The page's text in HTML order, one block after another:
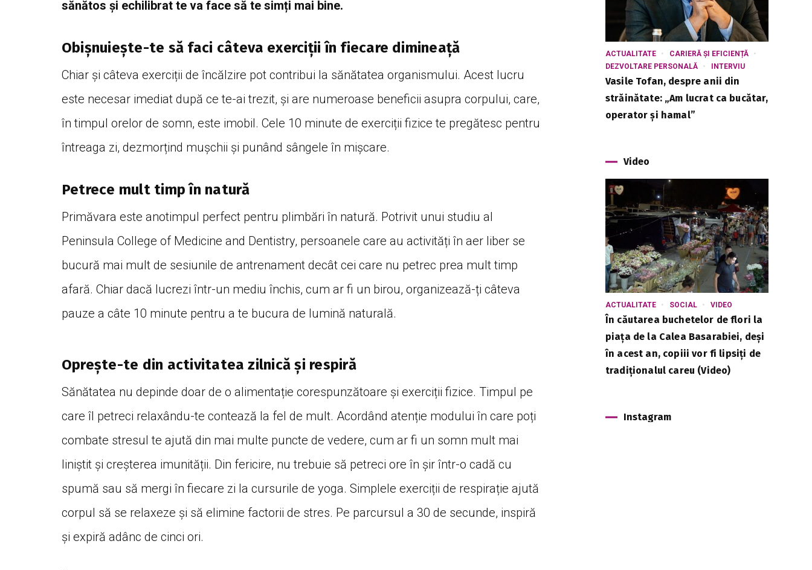
sănătos și echilibrat te va face să te simți mai bine.
Obișnuiește-te să faci câteva exerciții în fiecare dimineață
Chiar și câteva exerciții de încălzire pot contribui la sănătatea organismului. Acest lucru
este necesar imediat după ce te-ai trezit, și are numeroase beneficii asupra corpului, care,
în timpul orelor de somn, este imobil. Cele 10 minute de exerciții fizice te pregătesc pentru
întreaga zi, dezmorțind mușchii și punând sângele în mișcare.
Petrece mult timp în natură
Primăvara este anotimpul perfect pentru plimbări în natură. Potrivit unui studiu al
Peninsula College of Medicine and Dentistry, persoanele care au activități în aer liber se
bucură mai mult de sesiunile de antrenament decât cei care nu petrec prea mult timp
afară. Chiar dacă lucrezi într-un mediu închis, cum ar fi un birou, organizează-ți câteva
pauze a câte 10 minute pentru a te bucura de lumină naturală.
Oprește-te din activitatea zilnică și respiră
Sănătatea nu depinde doar de o alimentație corespunzătoare și exerciții fizice. Timpul pe
care îl petreci relaxându-te contează la fel de mult. Acordând atenție modului în care poți
combate stresul te ajută din mai multe puncte de vedere, cum ar fi un somn mult mai
liniștit și creșterea imunității. Din fericire, nu trebuie să petreci ore în șir într-o cadă cu
spumă sau să mergi în fiecare zi la cursurile de yoga. Simplele exerciții de respirație ajută
corpul să se relaxeze și să elimine factorii de stres. Pe parcursul a 30 de secunde, inspiră
și expiră adânc de cinci ori.
ACTUALITATE
CARIERĂ ȘI EFICIENȚĂ
DEZVOLTARE PERSONALĂ
INTERVIU
Vasile Tofan, despre anii din
străinătate: „Am lucrat ca bucătar,
operator și hamal”
Video
ACTUALITATE SOCIAL VIDEO
În căutarea buchetelor de flori la
piața de la Calea Basarabiei, deși
în acest an, copiii vor fi lipsiți de
tradiționalul careu (Video)
Instagram